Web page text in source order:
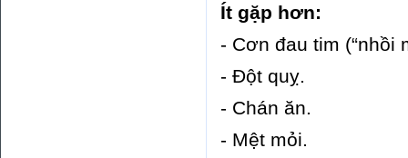
Ít gặp hơn:
- Cơn đau tim (“nhồi
- Đột quỵ.
- Chán ăn.
- Mệt mỏi.